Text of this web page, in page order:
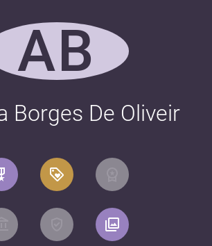
AB
Borges De Oliveir